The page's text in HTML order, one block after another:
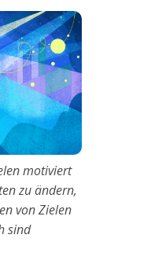
motiviert
zu ändern,
von Zielen
sind